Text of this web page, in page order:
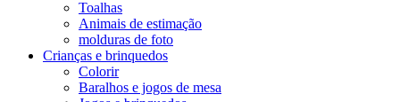
Toalhas
Animais de estimação
molduras de foto
Crianças e brinquedos
Colorir
Baralhos e jogos de mesa